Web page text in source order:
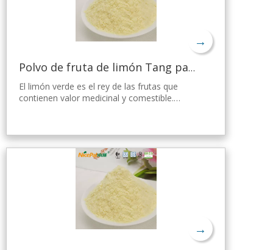
→
Polvo de fruta de limón Tang para gelatina
El limón verde es el rey de las frutas que
contienen valor medicinal y comestible.
la tecnología y el procesamiento de secado
que mantiene bien su nutrición y aroma a
limón fresco. Disuelto instantáneamente,
→